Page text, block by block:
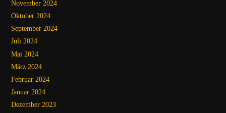
November 2024
Oktober 2024
September 2024
Juli 2024
Mai 2024
März 2024
Februar 2024
Januar 2024
Dezember 2023